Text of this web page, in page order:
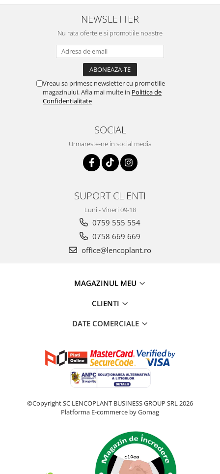
NEWSLETTER
Nu rata ofertele si promotiile noastre
Vreau sa primesc newsletter cu promotiile
magazinului. Afla mai multe in Politica de
Confidentialitate
SOCIAL
Urmareste-ne in social media
SUPORT CLIENTI
Luni - Vineri 09-18
0759 555 554
0758 669 669
office@lencoplant.ro
MAGAZINUL MEU
CLIENTI
DATE COMERCIALE
©Copyright SC LENCOPLANT BUSINESS GROUP SRL 2026
Platforma E-commerce by Gomag